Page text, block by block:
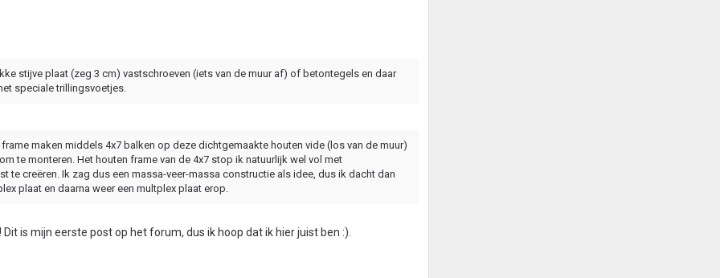
stijve plaat (zeg 3 cm) vastschroeven (iets van de muur af) of betontegels en daar
speciale trillingsvoetjes.
maken middels 4x7 balken op deze dichtgemaakte houten vide (los van de muur)
te monteren. Het houten frame van de 4x7 stop ik natuurlijk wel vol met
te creëren. Ik zag dus een massa-veer-massa constructie als idee, dus ik dacht dan
plaat en daarna weer een multplex plaat erop.
is mijn eerste post op het forum, dus ik hoop dat ik hier juist ben :).